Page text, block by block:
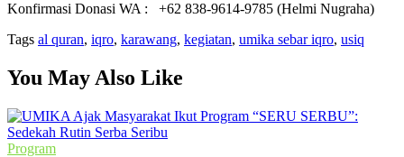
Konfirmasi Donasi WA : +62 838-9614-9785 (Helmi Nugraha)
Tags al quran, iqro, karawang, kegiatan, umika sebar iqro, usiq
You May Also Like
Posted
Program